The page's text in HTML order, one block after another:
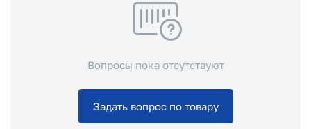
Вопросы пока отсутствуют
Задать вопрос по товару